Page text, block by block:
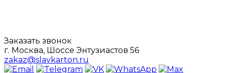
Заказать звонок
г. Москва, Шоссе Энтузиастов 56
zakaz@slavkarton.ru